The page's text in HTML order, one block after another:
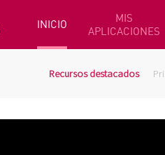
INICIO
MIS
APLICACIONES
Recursos destacados